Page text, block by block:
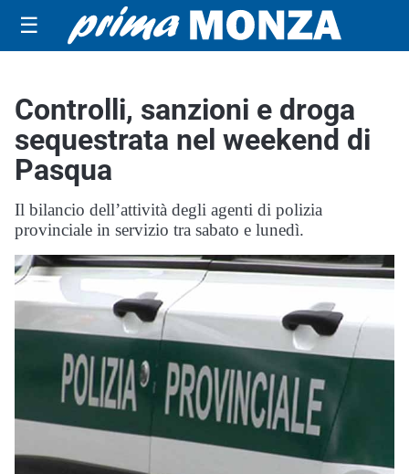
☰
Controlli, sanzioni e droga
sequestrata nel weekend di
Pasqua
Il bilancio dell’attività degli agenti di polizia
provinciale in servizio tra sabato e lunedì.